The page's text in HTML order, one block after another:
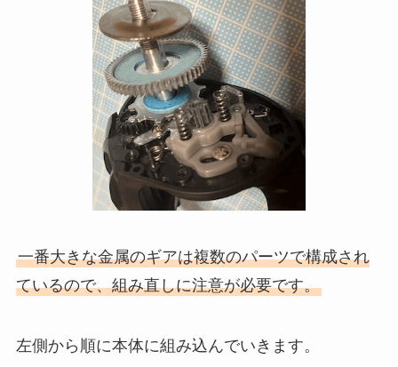
一番大きな金属のギアは複数のパーツで構成され
ているので、組み直しに注意が必要です。
左側から順に本体に組み込んでいきます。